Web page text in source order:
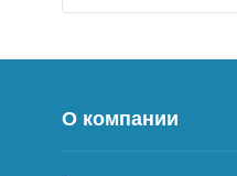
О компании